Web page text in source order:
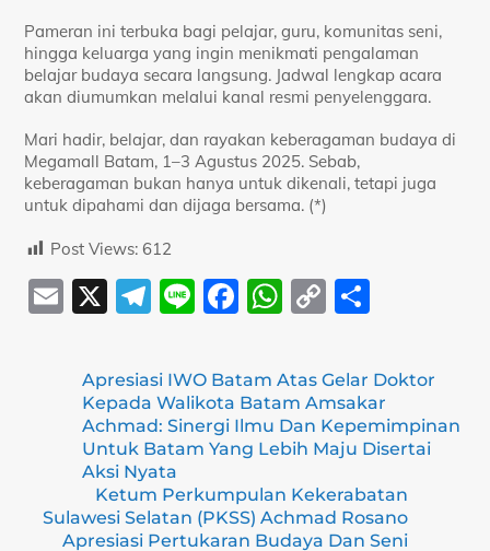
Pameran ini terbuka bagi pelajar, guru, komunitas seni,
hingga keluarga yang ingin menikmati pengalaman
belajar budaya secara langsung. Jadwal lengkap acara
akan diumumkan melalui kanal resmi penyelenggara.
Mari hadir, belajar, dan rayakan keberagaman budaya di
Megamall Batam, 1–3 Agustus 2025. Sebab,
keberagaman bukan hanya untuk dikenali, tetapi juga
untuk dipahami dan dijaga bersama. (*)
Post Views: 612
E
ai
X
T
e
gr
a
m
Li
e
F
c
e
b
o
o
k
W
at
s
A
p
C
p
y
Li
n
k
ar
e
Apresiasi IWO Batam Atas Gelar Doktor
Kepada Walikota Batam Amsakar
Achmad: Sinergi Ilmu Dan Kepemimpinan
Untuk Batam Yang Lebih Maju Disertai
Aksi Nyata
Ketum Perkumpulan Kekerabatan
Sulawesi Selatan (PKSS) Achmad Rosano
Apresiasi Pertukaran Budaya Dan Seni